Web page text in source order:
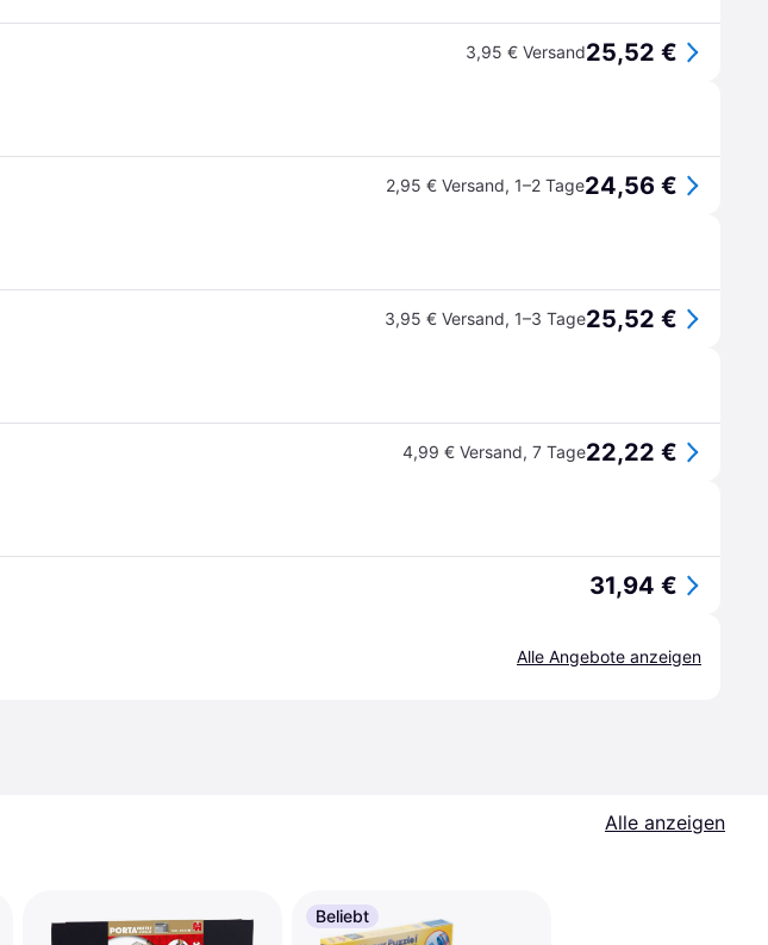
3,95 € Versand25,52 €
2,95 € Versand, 1–2 Tage24,56 €
3,95 € Versand, 1–3 Tage25,52 €
4,99 € Versand, 7 Tage22,22 €
31,94 €
Alle Angebote anzeigen
Alle anzeigen
Beliebt